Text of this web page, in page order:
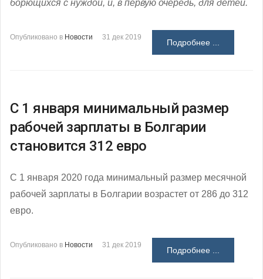
борющихся с нуждой, и, в первую очередь, для детей.
Опубликовано в Новости 31 дек 2019
Подробнее ...
С 1 января минимальный размер
рабочей зарплаты в Болгарии
становится 312 евро
С 1 января 2020 года минимальный размер месячной
рабочей зарплаты в Болгарии возрастет от 286 до 312
евро.
Опубликовано в Новости 31 дек 2019
Подробнее ...